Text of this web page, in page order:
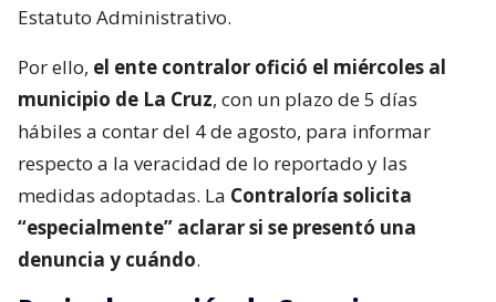
Estatuto Administrativo.
Por ello, el ente contralor ofició el miércoles al
municipio de La Cruz, con un plazo de 5 días
hábiles a contar del 4 de agosto, para informar
respecto a la veracidad de lo reportado y las
medidas adoptadas. La Contraloría solicita
“especialmente” aclarar si se presentó una
denuncia y cuándo.